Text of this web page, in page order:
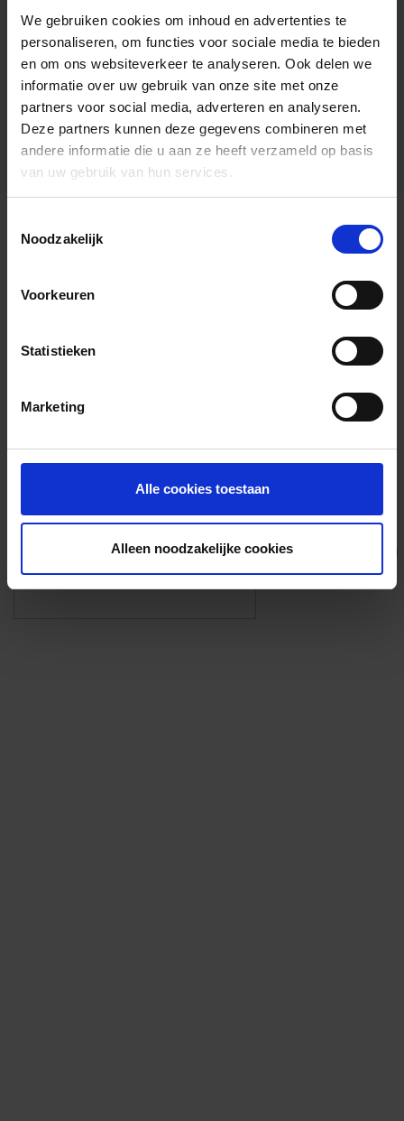
We gebruiken cookies om inhoud en advertenties te
personaliseren, om functies voor sociale media te bieden
en om ons websiteverkeer te analyseren. Ook delen we
informatie over uw gebruik van onze site met onze
partners voor social media, adverteren en analyseren.
Deze partners kunnen deze gegevens combineren met
andere informatie die u aan ze heeft verzameld op basis
van uw gebruik van hun services.
Noodzakelijk
Voorkeuren
Statistieken
Marketing
Alle cookies toestaan
Alleen noodzakelijke cookies
Algemene informatie
Foto’s ({{photos.length}})
Eigen foto’s